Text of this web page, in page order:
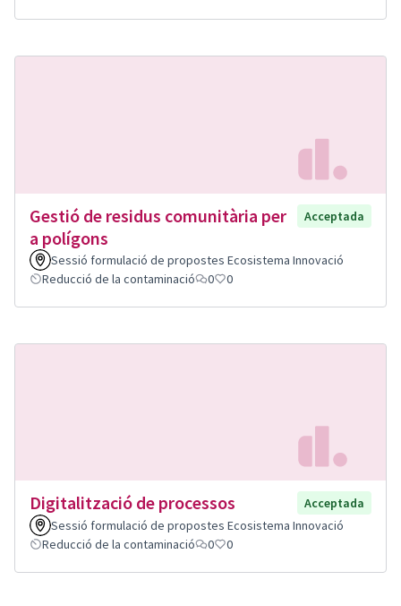
Gestió de residus comunitària per
a polígons
Acceptada
Sessió formulació de propostes Ecosistema Innovació
Reducció de la contaminació
0 0
Digitalització de processos
Acceptada
Sessió formulació de propostes Ecosistema Innovació
Reducció de la contaminació
0 0